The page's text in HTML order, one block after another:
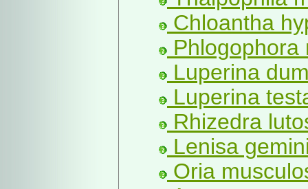
Chloantha
Phlogophora
Luperina
Luperina
Rhizedra
Lenisa
Oria